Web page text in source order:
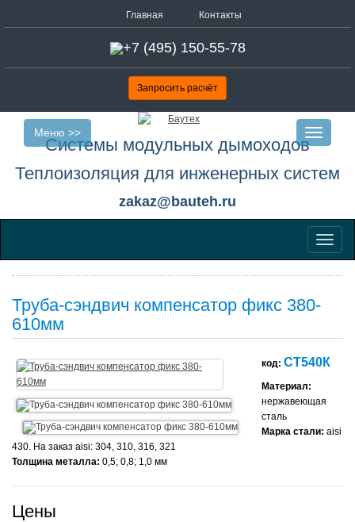
Главная Контакты
+7 (495) 150-55-78
Запросить расчёт
Системы модульных дымоходов
Теплоизоляция для инженерных систем
zakaz@bauteh.ru
Меню
Меню >>
Toggle
Труба-сэндвич компенсатор фикс 380-
610мм
код: СТ540К
Материал:
нержавеющая
сталь
Марка стали: aisi
430. На заказ aisi: 304, 310, 316, 321
Толщина металла: 0,5; 0,8; 1,0 мм
Цены